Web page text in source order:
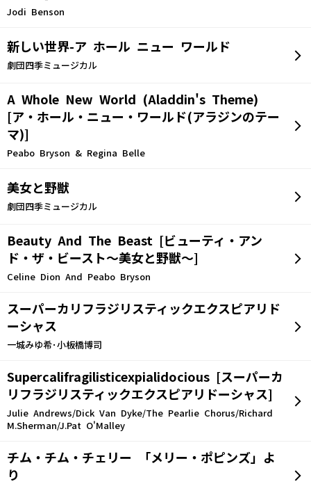
Jodi Benson
新しい世界-ア ホール ニュー ワールド
劇団四季ミュージカル
A Whole New World (Aladdin's Theme)
[ア・ホール・ニュー・ワールド(アラジンのテー
マ)]
Peabo Bryson & Regina Belle
美女と野獣
劇団四季ミュージカル
Beauty And The Beast [ビューティ・アン
ド・ザ・ビースト～美女と野獣～]
Celine Dion And Peabo Bryson
スーパーカリフラジリスティックエクスピアリド
ーシャス
一城みゆ希･小板橋博司
Supercalifragilisticexpialidocious [スーパーカ
リフラジリスティックエクスピアリドーシャス]
Julie Andrews/Dick Van Dyke/The Pearlie Chorus/Richard
M.Sherman/J.Pat O'Malley
チム・チム・チェリー 「メリー・ポピンズ」よ
り